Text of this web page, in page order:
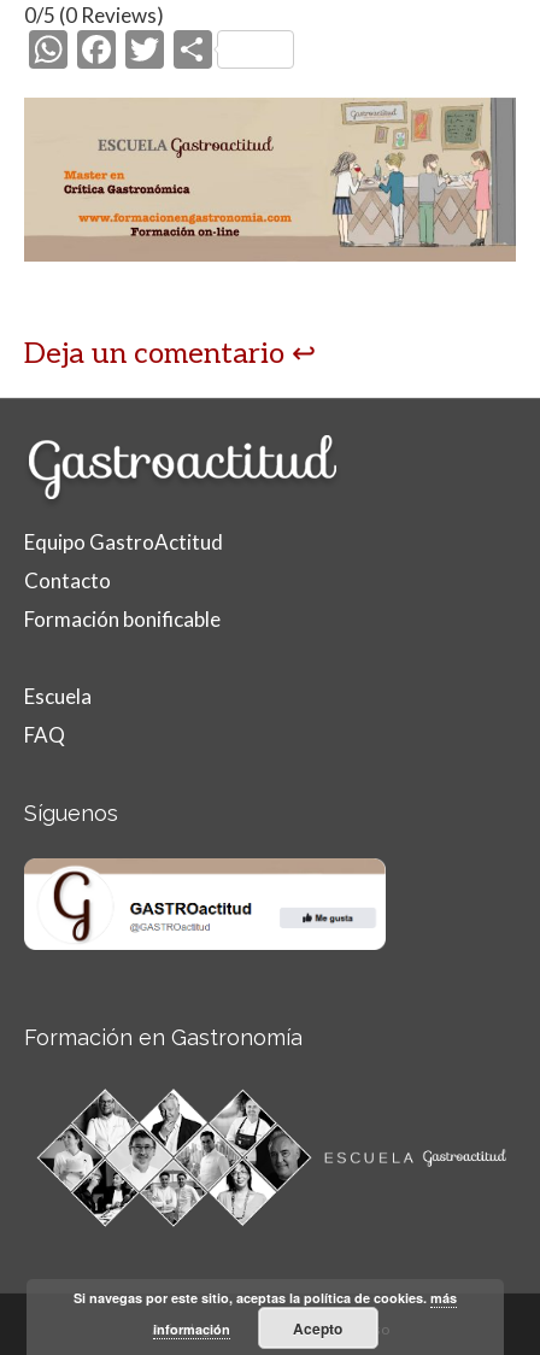
0/5 (0 Reviews)
W
h
at
s
A
p
F
ac
e
b
o
o
T
w
itt
er
C
o
p
ar
ti
Deja un comentario
Equipo GastroActitud
Contacto
Formación bonificable
Escuela
FAQ
Síguenos
Formación en Gastronomía
Aviso legal Condiciones de Uso
Si navegas por este sitio, aceptas la política de cookies.más
información
Acepto